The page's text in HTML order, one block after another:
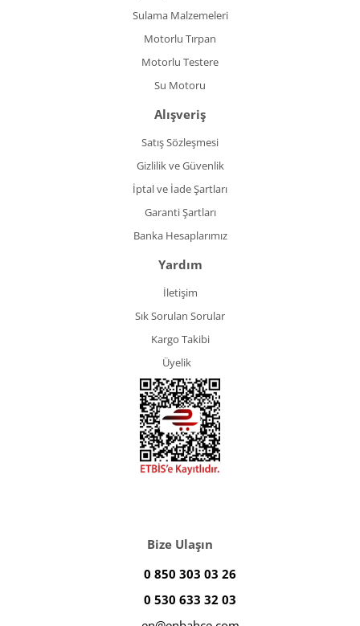
Sulama Malzemeleri
Motorlu Tırpan
Motorlu Testere
Su Motoru
Alışveriş
Satış Sözleşmesi
Gizlilik ve Güvenlik
İptal ve İade Şartları
Garanti Şartları
Banka Hesaplarımız
Yardım
İletişim
Sık Sorulan Sorular
Kargo Takibi
Üyelik
Bize Ulaşın
0 850 303 03 26
0 530 633 32 03